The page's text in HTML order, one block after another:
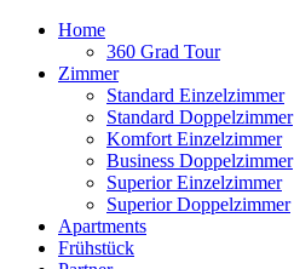
Home
360 Grad Tour
Zimmer
Standard Einzelzimmer
Standard Doppelzimmer
Komfort Einzelzimmer
Business Doppelzimmer
Superior Einzelzimmer
Superior Doppelzimmer
Apartments
Frühstück